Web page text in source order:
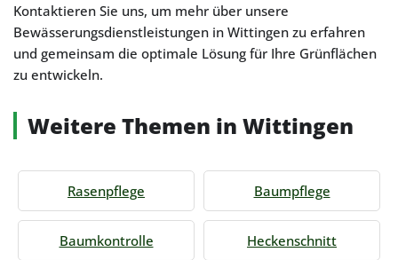
Kontaktieren Sie uns, um mehr über unsere
Bewässerungsdienstleistungen in Wittingen zu erfahren
und gemeinsam die optimale Lösung für Ihre Grünflächen
zu entwickeln.
Weitere Themen in Wittingen
Rasenpflege Baumpflege
Baumkontrolle Heckenschnitt